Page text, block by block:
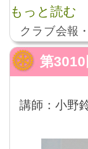
もっと読む
クラブ会報
第
講師：小野